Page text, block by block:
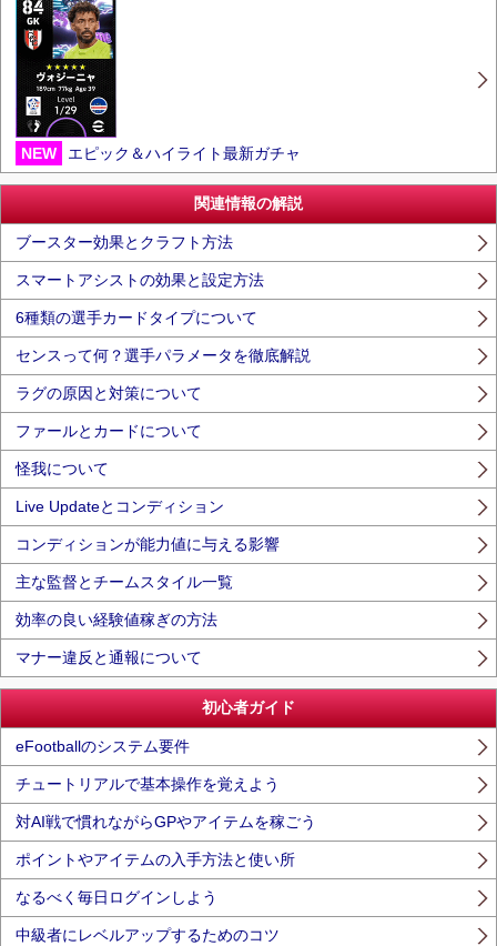
NEW エピック＆ハイライト最新ガチャ
関連情報の解説
ブースター効果とクラフト方法
スマートアシストの効果と設定方法
6種類の選手カードタイプについて
センスって何？選手パラメータを徹底解説
ラグの原因と対策について
ファールとカードについて
怪我について
Live Updateとコンディション
コンディションが能力値に与える影響
主な監督とチームスタイル一覧
効率の良い経験値稼ぎの方法
マナー違反と通報について
初心者ガイド
eFootballのシステム要件
チュートリアルで基本操作を覚えよう
対AI戦で慣れながらGPやアイテムを稼ごう
ポイントやアイテムの入手方法と使い所
なるべく毎日ログインしよう
中級者にレベルアップするためのコツ